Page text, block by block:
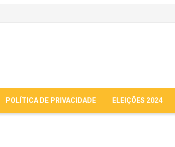
POLÍTICA DE PRIVACIDADE ELEIÇÕES 2024